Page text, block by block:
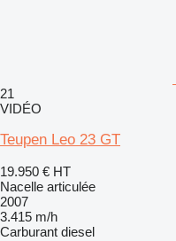
21
VIDÉO
Teupen Leo 23 GT
19.950 € HT
Nacelle articulée
2007
3.415 m/h
Carburant diesel